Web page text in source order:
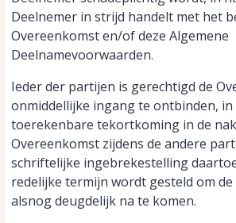
Deelnemer in strijd handelt met het
Overeenkomst en/of deze Algemene
Deelnamevoorwaarden.
Ieder der partijen is gerechtigd de
onmiddellijke ingang te ontbinden, in
toerekenbare tekortkoming in de
Overeenkomst zijdens de andere
schriftelijke ingebrekestelling
redelijke termijn wordt gesteld om
alsnog deugdelijk na te komen.